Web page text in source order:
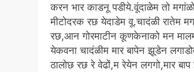
करन भार काडनू पडीये.वूंदाळेम तो
मीटोदरक रछ येदाडेम वू.चादंळी रातेम
रछ,आन गोरमाटीन कूणकेनाको मन
येकवना चादंळीम मार बापेन झूडेन
ठालोछ रछ रे वेढों,म रेयेन लगगो,मार